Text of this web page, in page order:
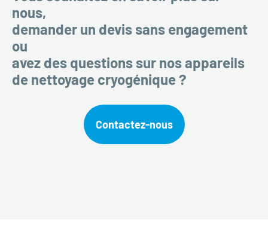
nous,
demander un devis sans engagement
ou
avez des questions sur nos appareils
de nettoyage cryogénique ?
Contactez-nous